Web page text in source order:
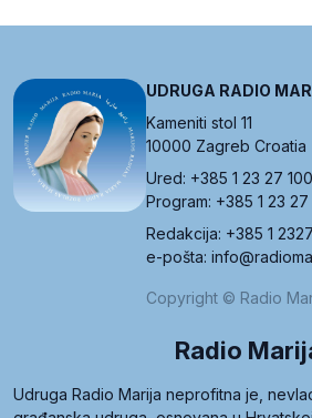
UDRUGA RADIO
Kameniti stol 11
10000 Zagreb Croatia
Ured: +385 1 23 27 100
Program: +385 1 23
Redakcija: +385 1
e-pošta:
Copyright © Radio
Radio
Udruga Radio Marija neprofitna je,